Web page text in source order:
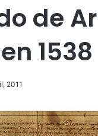
de
1538
2011